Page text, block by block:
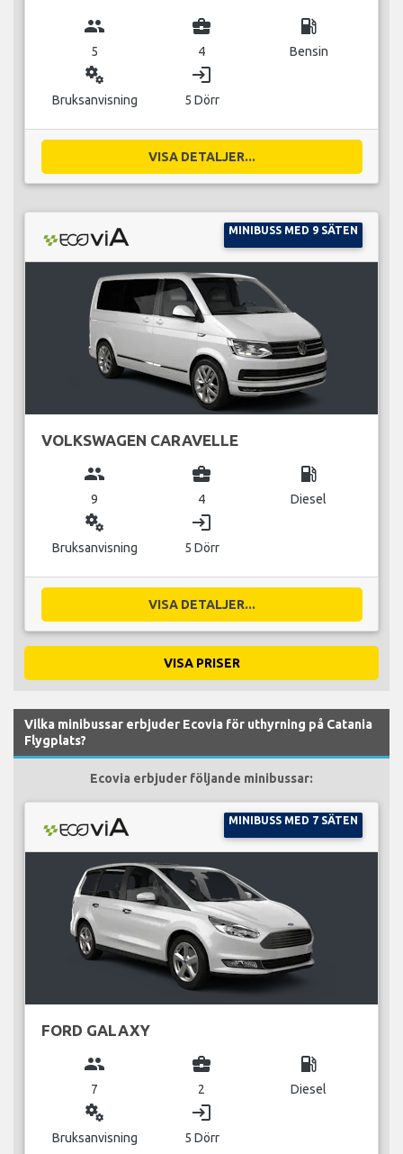
group
5
business_center
4
local_gas_station
Bensin
miscellaneous_services
Bruksanvisning
login
5 Dörr
VISA DETALJER...
MINIBUSS MED 9 SÄTEN
VOLKSWAGEN CARAVELLE
group
9
business_center
4
local_gas_station
Diesel
miscellaneous_services
Bruksanvisning
login
5 Dörr
VISA DETALJER...
VISA PRISER
Vilka minibussar erbjuder Ecovia för uthyrning på Catania
Flygplats?
Ecovia erbjuder följande minibussar:
MINIBUSS MED 7 SÄTEN
FORD GALAXY
group
7
business_center
2
local_gas_station
Diesel
miscellaneous_services
Bruksanvisning
login
5 Dörr